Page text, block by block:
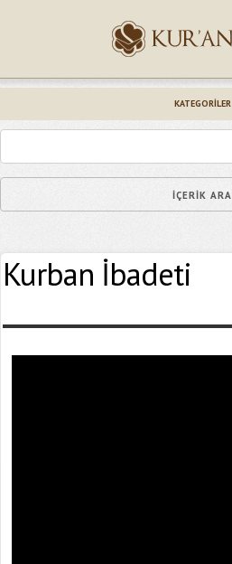
KATEGORILER
Kurban İbadeti
Epostanız (*)
Yaşadığınız Hatanın Ayrıntıları